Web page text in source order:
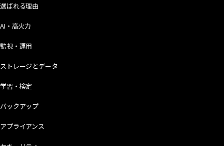
選ばれる理由
AI・高火力
監視・運用
ストレージとデータ
学習・検定
バックアップ
アプライアンス